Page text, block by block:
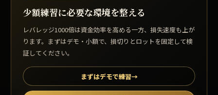
少額練習に必要な環境を整える
レバレッジ1000倍は資金効率を高める一方、損失速度も上が
ります。まずはデモ・小額で、損切りとロットを固定して検
証してください。
まずはデモで練習→